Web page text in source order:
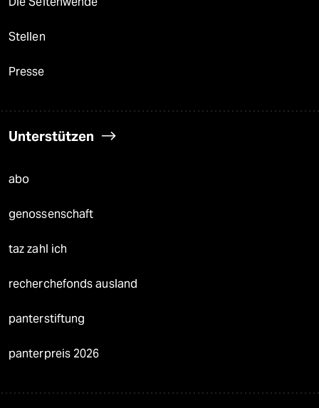
Stellen
Presse
Unterstützen
abo
genossenschaft
taz zahl ich
recherchefonds ausland
panterstiftung
panterpreis 2026